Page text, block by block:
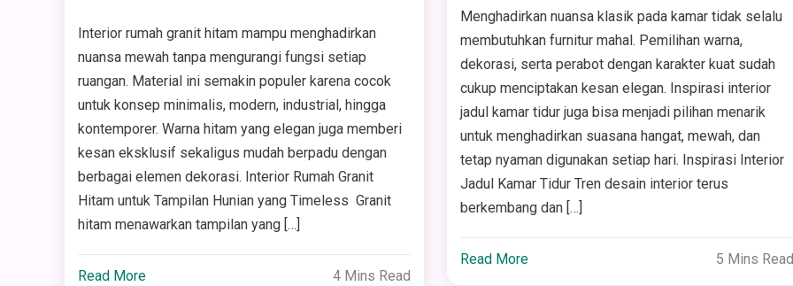
Interior rumah granit hitam mampu menghadirkan
nuansa mewah tanpa mengurangi fungsi setiap
ruangan. Material ini semakin populer karena cocok
untuk konsep minimalis, modern, industrial, hingga
kontemporer. Warna hitam yang elegan juga memberi
kesan eksklusif sekaligus mudah berpadu dengan
berbagai elemen dekorasi. Interior Rumah Granit
Hitam untuk Tampilan Hunian yang Timeless Granit
hitam menawarkan tampilan yang […]
Read More 4 Mins Read
Menghadirkan nuansa klasik pada kamar tidak selalu
membutuhkan furnitur mahal. Pemilihan warna,
dekorasi, serta perabot dengan karakter kuat sudah
cukup menciptakan kesan elegan. Inspirasi interior
jadul kamar tidur juga bisa menjadi pilihan menarik
untuk menghadirkan suasana hangat, mewah, dan
tetap nyaman digunakan setiap hari. Inspirasi Interior
Jadul Kamar Tidur Tren desain interior terus
berkembang dan […]
Read More 5 Mins Read